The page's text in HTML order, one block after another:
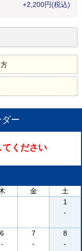
+2,200円(税込)
ー
てください
金
土
1
-
6
-
7
-
8
-